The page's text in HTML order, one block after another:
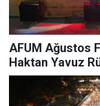
AFUM Ağustos
Haktan Yavuz